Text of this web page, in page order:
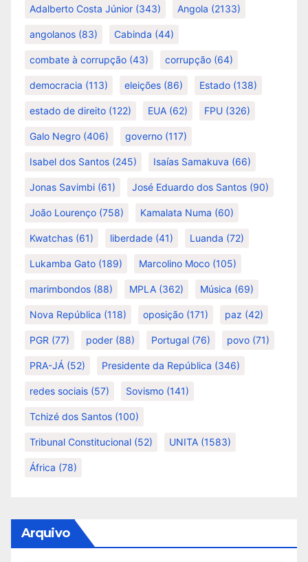
Adalberto Costa Júnior (343) Angola (2133)
angolanos (83) Cabinda (44)
combate à corrupção (43) corrupção (64)
democracia (113) eleições (86) Estado (138)
estado de direito (122) EUA (62) FPU (326)
Galo Negro (406) governo (117)
Isabel dos Santos (245) Isaías Samakuva (66)
Jonas Savimbi (61) José Eduardo dos Santos (90)
João Lourenço (758) Kamalata Numa (60)
Kwatchas (61) liberdade (41) Luanda (72)
Lukamba Gato (189) Marcolino Moco (105)
marimbondos (88) MPLA (362) Música (69)
Nova República (118) oposição (171) paz (42)
PGR (77) poder (88) Portugal (76) povo (71)
PRA-JÁ (52) Presidente da República (346)
redes sociais (57) Sovismo (141)
Tchizé dos Santos (100)
Tribunal Constitucional (52) UNITA (1583)
África (78)
Arquivo